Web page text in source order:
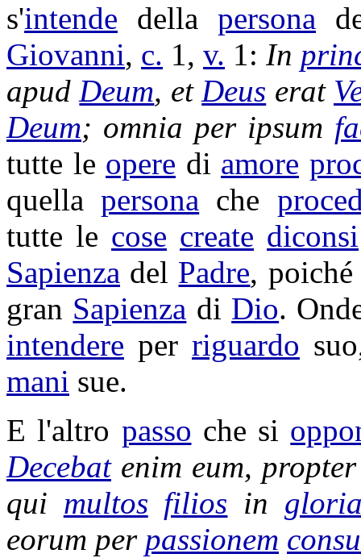
s'intende dellapersona
Giovanni, c. 1,v. 1: In
apudDeum, etDeus erat
Deum; omnia per ipsum
tutte le opere di amore
quellapersona che
tutte le cose create diconsi
Sapienza del Padre,
gran Sapienza di Dio.
intendere perriguardo
mani sue.
E l'altro passo che si
Decebatenim eum,
qui multos filios in
eorum per passionem